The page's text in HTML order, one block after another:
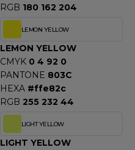
RGB 180 162 204
LEMON YELLOW
LEMON YELLOW
CMYK 0 4 92 0
PANTONE 803C
HEXA #ffe82c
RGB 255 232 44
LIGHT YELLOW
LIGHT YELLOW